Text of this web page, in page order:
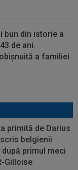
bun din istorie a
de ani.
a familiei
primită de Darius
belgienii
primul meci
Gilloise